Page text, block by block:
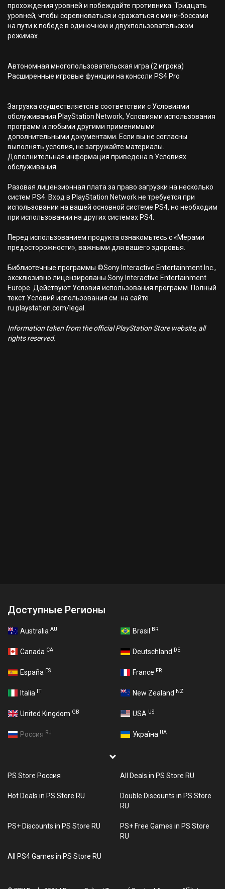
прохождения уровней и побеждайте противника. Тридцать
уровней, чтобы соревноваться и сражаться с мини-боссами
на пути к победе в одиночном и двухпользовательском
режимах.
Автономная многопользовательская игра (2 игрока)
Расширенные игровые функции на консоли PS4 Pro
Загрузка осуществляется в соответствии с Условиями
обслуживания PlayStation Network, Условиями использования
программ и любыми другими применимыми
дополнительными документами. Если вы не согласны
выполнять условия, не загружайте материалы.
Дополнительная информация приведена в Условиях
обслуживания.
Разовая лицензионная плата за право загрузки на несколько
систем PS4. Вход в PlayStation Network не требуется при
использовании на вашей основной системе PS4, но необходим
при использовании на других системах PS4.
Перед использованием продукта ознакомьтесь с «Мерами
предосторожности», важными для вашего здоровья.
Библиотечные программы ©Sony Interactive Entertainment Inc.,
эксклюзивно лицензированы Sony Interactive Entertainment
Europe. Действуют Условия использования программ. Полный
текст Условий использования см. на сайте
ru.playstation.com/legal.
Information taken from the official PlayStation Store website, all
rights reserved.
Доступные Регионы
Australia AU Brasil BR
Canada CA Deutschland DE
España ES France FR
Italia IT New Zealand NZ
United Kingdom GB USA US
Россия RU Україна UA
PS Store Россия All Deals in PS Store RU
Hot Deals in PS Store RU
Double Discounts in PS Store
RU
PS+ Discounts in PS Store RU
PS+ Free Games in PS Store
RU
All PS4 Games in PS Store RU